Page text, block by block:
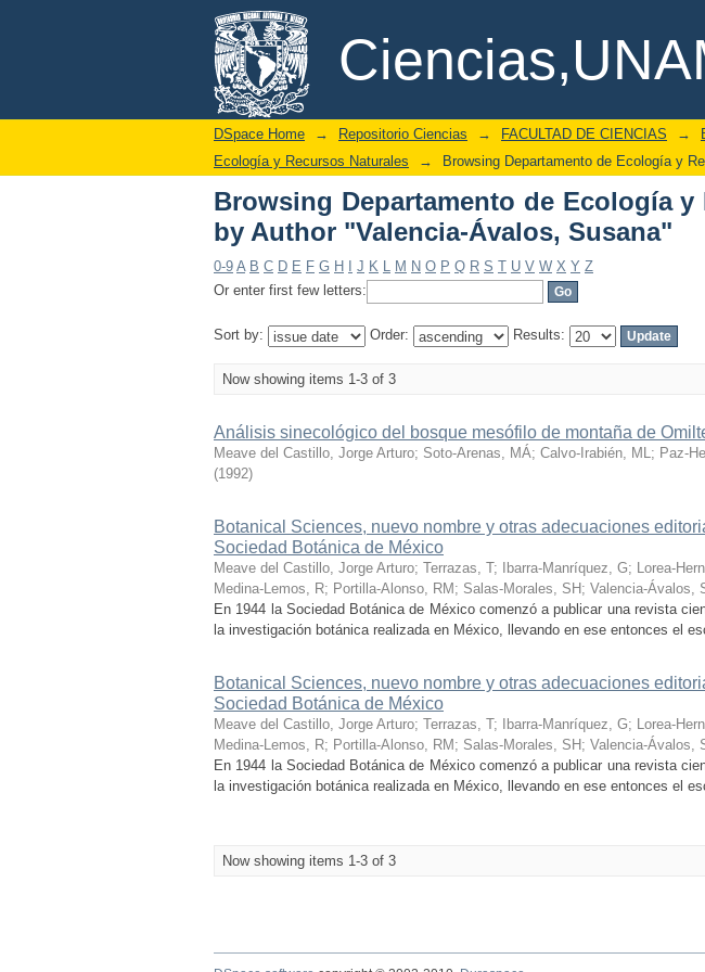
Browsing Departamento de Ecología
Ávalos, Susana"
DSpace/Manakin Repository
DSpace Home → Repositorio Ciencias → FACULTAD DE CIENCIAS →
Ecología y Recursos Naturales
→ Browsing Departamento de Ecología y
Browsing Departamento de Ecología y
by Author "Valencia-Ávalos, Susana"
0-9 A B C D E F G H J K L M N O P Q R S T U V W X Y Z
Or enter first few letters:
Sort by: Order: Results:
Now showing items 1-3 of 3
Análisis sinecológico del bosque mesófilo de montaña de
Meave del Castillo, Jorge Arturo; Soto-Arenas, MÁ; Calvo-Irabién, ML; Paz-
(1992)
Botanical Sciences, nuevo nombre y otras adecuaciones
Sociedad Botánica de México
Meave del Castillo, Jorge Arturo; Terrazas, T; Ibarra-Manríquez, G; Lorea-
Medina-Lemos, R; Portilla-Alonso, RM ; Salas-Morales, SH ; Valencia-Ávalos,
En 1944 la Sociedad Botánica de México comenzó a publicar una revista
la investigación botánica realizada en México, llevando en ese entonces el
Botanical Sciences, nuevo nombre y otras adecuaciones
Sociedad Botánica de México
Meave del Castillo, Jorge Arturo; Terrazas, T; Ibarra-Manríquez, G; Lorea-
Medina-Lemos, R; Portilla-Alonso, RM ; Salas-Morales, SH ; Valencia-Ávalos,
En 1944 la Sociedad Botánica de México comenzó a publicar una revista
la investigación botánica realizada en México, llevando en ese entonces el
Now showing items 1-3 of 3